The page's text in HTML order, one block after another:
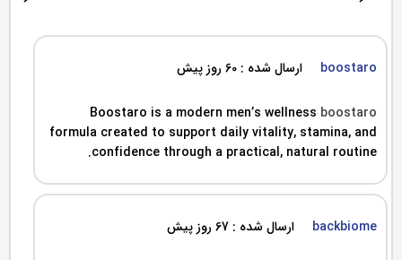
boostaro ارسال شده : 60 روز پیش
Boostaro is a modern men’s wellness boostaro
formula created to support daily vitality, stamina, and
confidence through a practical, natural routine.
backbiome ارسال شده : 67 روز پیش